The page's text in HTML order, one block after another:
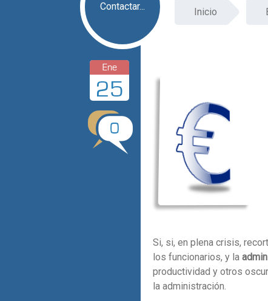
Contactar... Inicio
Ene
25
0
Si, si, en plena crisis,
los funcionarios, y la
productividad y otros
la administración.